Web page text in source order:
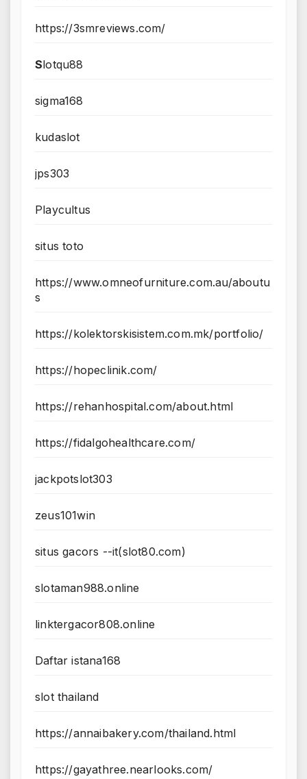
https://3smreviews.com/
Slotqu88
sigma168
kudaslot
jps303
Playcultus
situs toto
https://www.omneofurniture.com.au/aboutu
s
https://kolektorskisistem.com.mk/portfolio/
https://hopeclinik.com/
https://rehanhospital.com/about.html
https://fidalgohealthcare.com/
jackpotslot303
zeus101win
situs gacors --it(slot80.com)
slotaman988.online
linktergacor808.online
Daftar istana168
slot thailand
https://annaibakery.com/thailand.html
https://gayathree.nearlooks.com/